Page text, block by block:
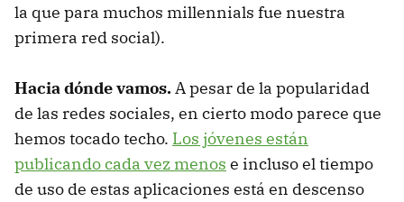
la que para muchos millennials fue nuestra
primera red social).
Hacia dónde vamos. A pesar de la popularidad
de las redes sociales, en cierto modo parece que
hemos tocado techo. Los jóvenes están
publicando cada vez menos e incluso el tiempo
de uso de estas aplicaciones está en descenso